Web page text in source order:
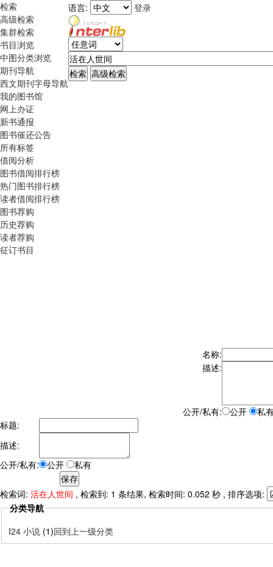
检索
高级检索
集群检索
书目浏览
中图分类浏览
期刊导航
西文期刊字母导航
我的图书馆
网上办证
新书通报
图书催还公告
所有标签
借阅分析
图书借阅排行榜
热门图书排行榜
读者借阅排行榜
图书荐购
历史荐购
读者荐购
征订书目
语言: 登录
名称:
描述:
公开/私有: 公开
私
标题:
描述:
公开/私有:
公开 私有
检索词: 活在人世间 , 检索到: 1 条结果, 检索时间: 0.052 秒 , 排序选项:
分类导航
I24 小说 (1)回到上一级分类